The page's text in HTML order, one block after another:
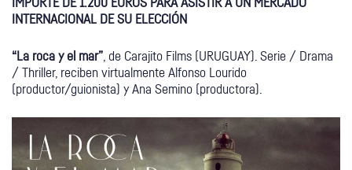
IMPORTE DE 1.200 EUROS PARA ASISTIR A UN MERCADO
INTERNACIONAL DE SU ELECCIÓN
“La roca y el mar” , de Carajito Films (URUGUAY). Serie / Drama
/ Thriller, reciben virtualmente Alfonso Lourido
(productor/guionista) y Ana Semino (productora).